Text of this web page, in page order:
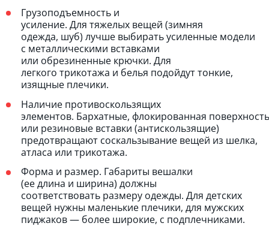
Грузоподъемность и
усиление. Для тяжелых вещей (зимняя
одежда, шуб) лучше выбирать усиленные модели
с металлическими вставками
или обрезиненные крючки. Для
легкого трикотажа и белья подойдут тонкие,
изящные плечики.
Наличие противоскользящих
элементов. Бархатные, флокированная поверхность
или резиновые вставки (антискользящие)
предотвращают соскальзывание вещей из шелка,
атласа или трикотажа.
Форма и размер. Габариты вешалки
(ее длина и ширина) должны
соответствовать размеру одежды. Для детских
вещей нужны маленькие плечики, для мужских
пиджаков — более широкие, с подплечниками.